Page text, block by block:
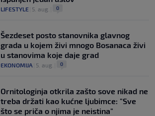
LIFESTYLE 5. aug. 0
Šezdeset posto stanovnika glavnog
grada u kojem živi mnogo Bosanaca živi
u stanovima koje daje grad
EKONOMIJA 5. aug. 0
Ornitologinja otkrila zašto sove nikad ne
treba držati kao kućne ljubimce: "Sve
što se priča o njima je neistina"